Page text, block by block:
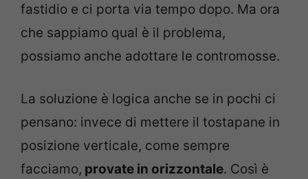
fastidio e ci porta via tempo dopo. Ma ora
che sappiamo qual è il problema,
possiamo anche adottare le contromosse.
La soluzione è logica anche se in pochi ci
pensano: invece di mettere il tostapane in
posizione verticale, come sempre
facciamo, provate in orizzontale. Così è